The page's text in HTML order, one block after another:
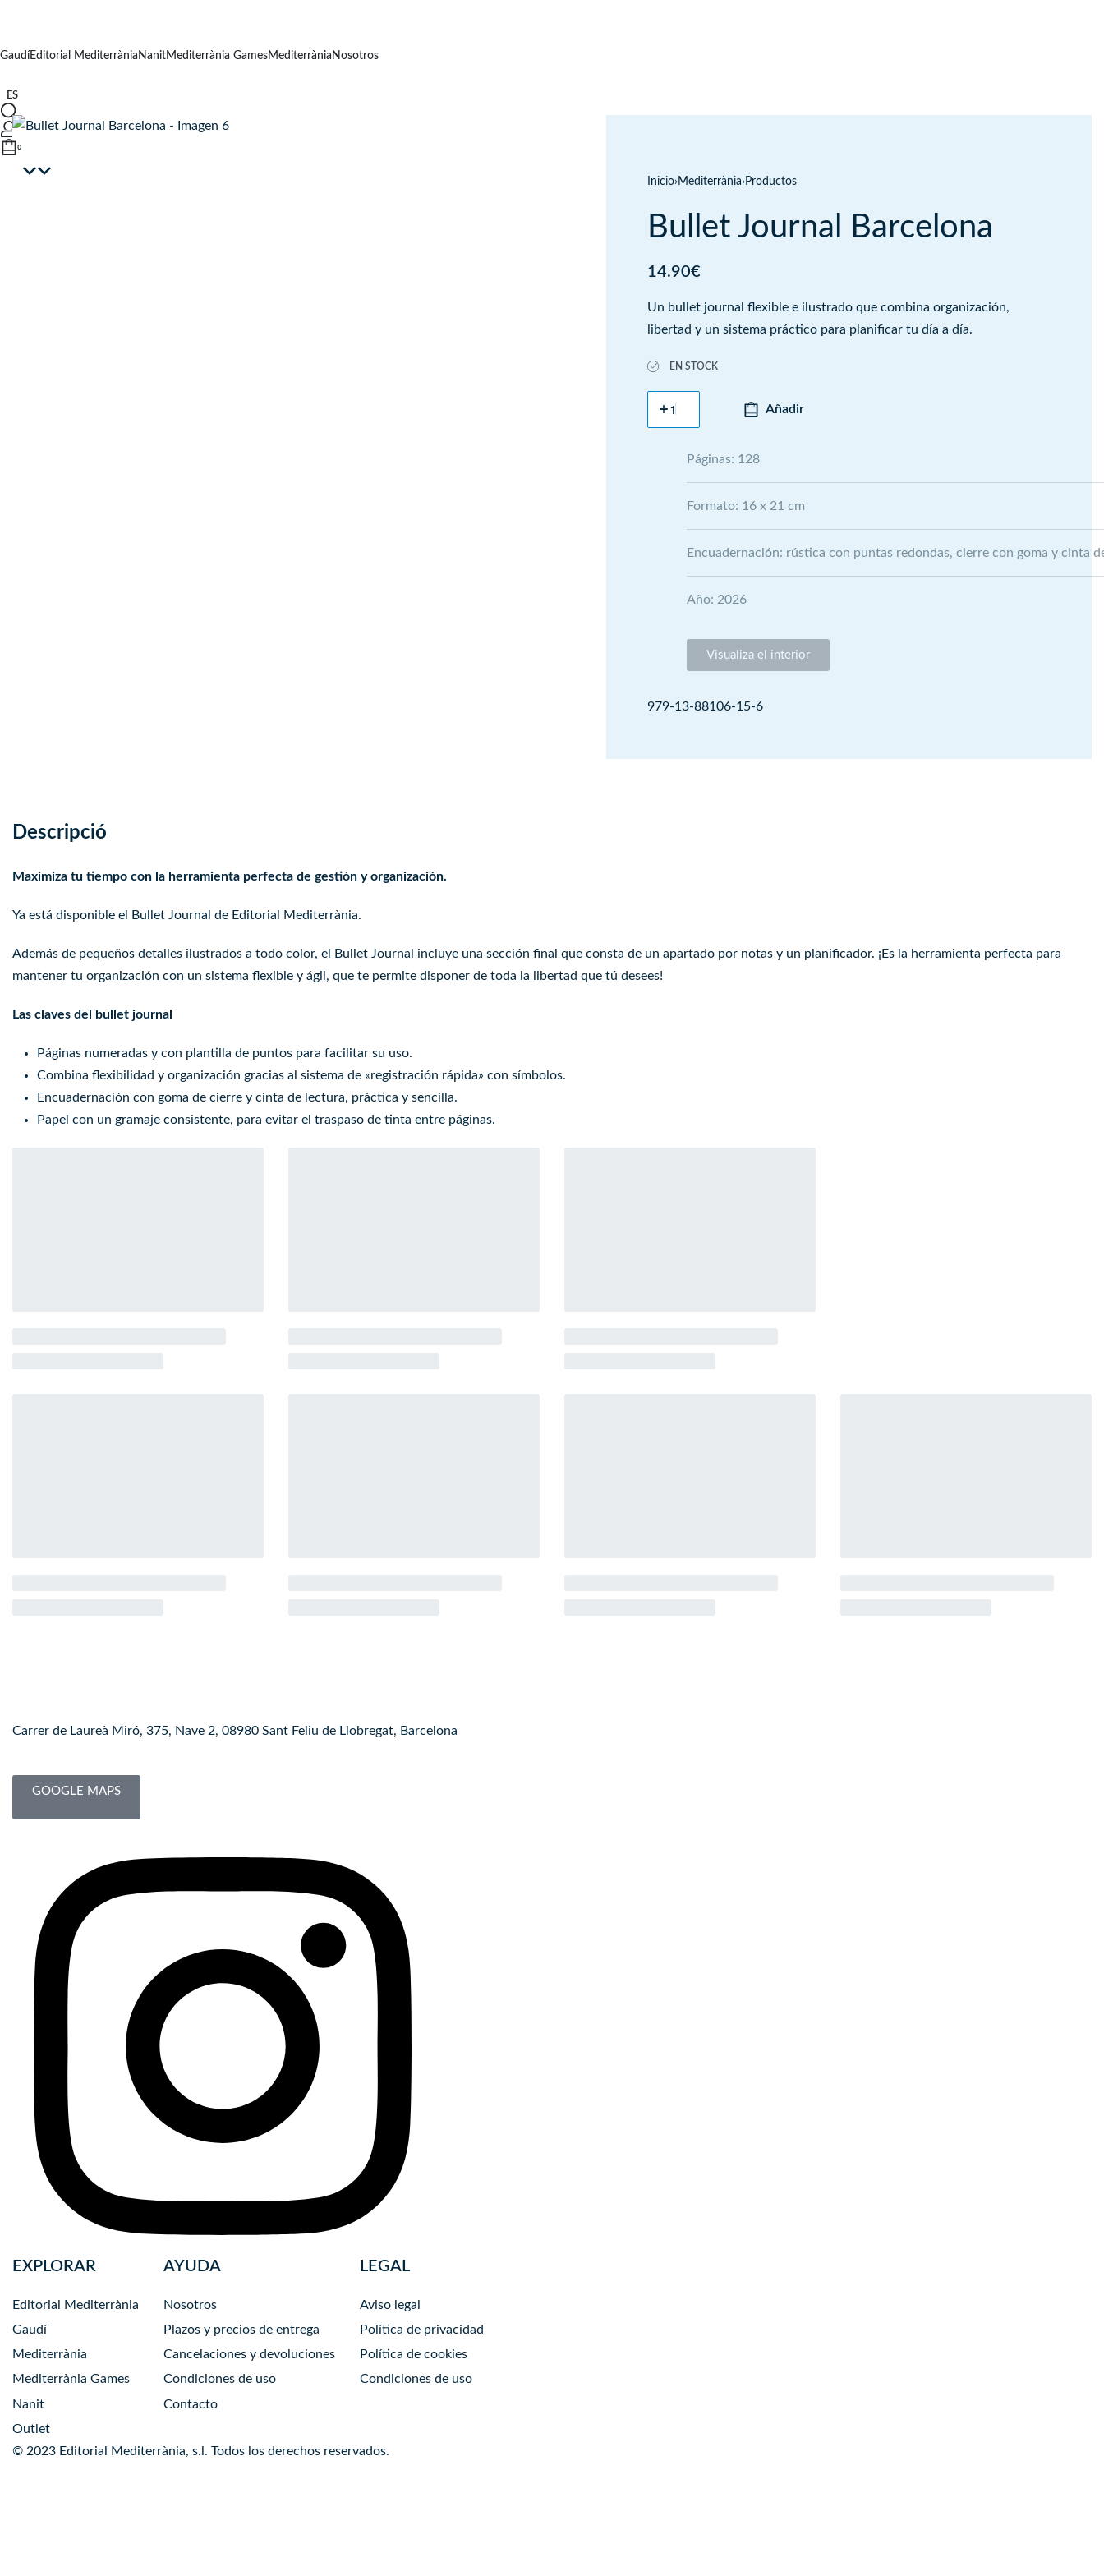
GaudíEditorial Mediterrània NanitMediterrània GamesMediterrània Nosotros
ES
0
Inicio›Mediterrània›Productos
Bullet Journal Barcelona
14.90€
Un bullet journal flexible e ilustrado que combina organización,
libertad y un sistema práctico para planificar tu día a día.
EN STOCK
Añadir
Páginas: 128
Formato: 16 x 21 cm
Encuadernación: rústica con puntas redondas, cierre con goma y cinta
Año: 2026
Visualiza el interior
979-13-88106-15-6
Descripció
Maximiza tu tiempo con la herramienta perfecta de gestión y organización.
Ya está disponible el Bullet Journal de Editorial Mediterrània.
Además de pequeños detalles ilustrados a todo color, el Bullet Journal incluye una sección final que consta de un apartado por notas y un planificador. ¡Es la herramienta perfecta para
mantener tu organización con un sistema flexible y ágil, que te permite disponer de toda la libertad que tú desees!
Las claves del bullet journal
Páginas numeradas y con plantilla de puntos para facilitar su uso.
Combina flexibilidad y organización gracias al sistema de «registración rápida» con símbolos.
Encuadernación con goma de cierre y cinta de lectura, práctica y sencilla.
Papel con un gramaje consistente, para evitar el traspaso de tinta entre páginas.
Carrer de Laureà Miró, 375, Nave 2, 08980 Sant Feliu de Llobregat, Barcelona
GOOGLE MAPS
EXPLORAR
Editorial Mediterrània
Gaudí
Mediterrània
Mediterrània Games
Nanit
Outlet
AYUDA
Nosotros
Plazos y precios de entrega
Cancelaciones y devoluciones
Condiciones de uso
Contacto
LEGAL
Aviso legal
Política de privacidad
Política de cookies
Condiciones de uso
© 2023 Editorial Mediterrània, s.l. Todos los derechos reservados.